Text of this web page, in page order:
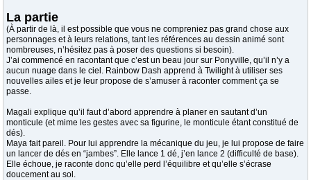
La partie
(À partir de là, il est possible que vous ne compreniez pas grand chose aux
personnages et à leurs relations, tant les références au dessin animé sont
nombreuses, n’hésitez pas à poser des questions si besoin).
J’ai commencé en racontant que c’est un beau jour sur Ponyville, qu’il n’y a
aucun nuage dans le ciel. Rainbow Dash apprend à Twilight à utiliser ses
nouvelles ailes et je leur propose de s’amuser à raconter comment ça se
passe.
Magali explique qu’il faut d’abord apprendre à planer en sautant d’un
monticule (et mime les gestes avec sa figurine, le monticule étant constitué de
dés).
Maya fait pareil. Pour lui apprendre la mécanique du jeu, je lui propose de faire
un lancer de dés en “jambes”. Elle lance 1 dé, j’en lance 2 (difficulté de base).
Elle échoue, je raconte donc qu’elle perd l’équilibre et qu’elle s’écrase
doucement au sol.